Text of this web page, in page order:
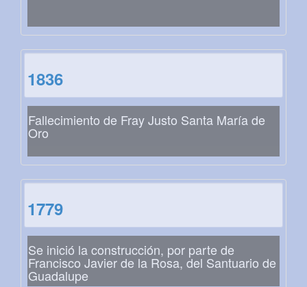
1836
Fallecimiento de Fray Justo Santa María de
Oro
1779
Se inició la construcción, por parte de
Francisco Javier de la Rosa, del Santuario de
Guadalupe